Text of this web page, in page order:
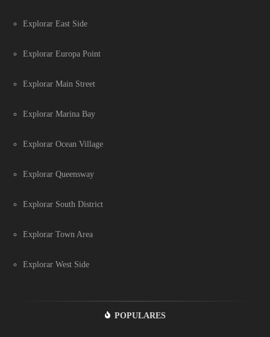
Explorar East Side
Explorar Europa Point
Explorar Main Street
Explorar Marina Bay
Explorar Ocean Village
Explorar Queensway
Explorar South District
Explorar Town Area
Explorar West Side
POPULARES